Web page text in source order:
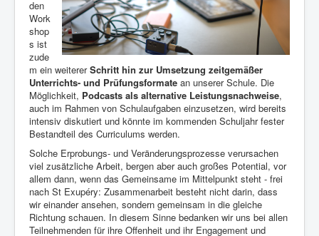
den
Work
shop
s ist
zude
m ein weitererSchritt hin zur Umsetzung zeitgemäßer
Unterrichts- und Prüfungsformate an unserer Schule. Die
Möglichkeit, Podcasts als alternative Leistungsnachweise,
auch im Rahmen von Schulaufgaben einzusetzen, wird bereits
intensiv diskutiert und könnte im kommenden Schuljahr fester
Bestandteil des Curriculums werden.
Solche Erprobungs- und Veränderungsprozesse verursachen
viel zusätzliche Arbeit, bergen aber auch großes Potential, vor
allem dann, wenn das Gemeinsame im Mittelpunkt steht - frei
nach St Exupéry: Zusammenarbeit besteht nicht darin, dass
wir einander ansehen, sondern gemeinsam in die gleiche
Richtung schauen. In diesem Sinne bedanken wir uns bei allen
Teilnehmenden für ihre Offenheit und ihr Engagement und